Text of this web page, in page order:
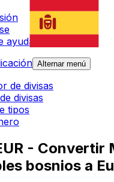
ayuda
Alternar menú
de divisas
divisas
tipos
- Convertir
bosnios a